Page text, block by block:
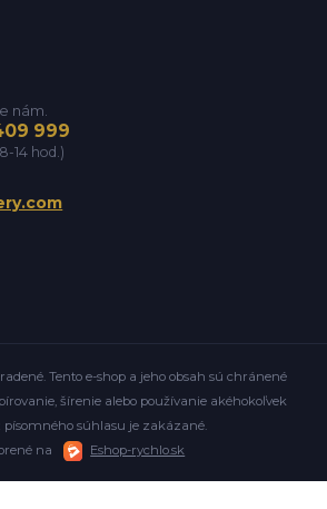
nám.
999
14 hod.)
Tento e-shop a jeho obsah sú chránené
šírenie alebo používanie akéhokoľvek
písomného súhlasu je zakázané.
na
Eshop-rychlo.sk